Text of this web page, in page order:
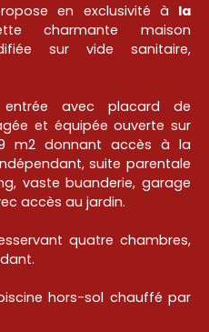
en exclusivité à la
charmante maison
sur vide sanitaire,
entrée avec placard de
et équipée ouverte sur
m2 donnant accès à la
suite parentale
vaste buanderie, garage
accès au jardin.
quatre chambres,
hors-sol chauffé par